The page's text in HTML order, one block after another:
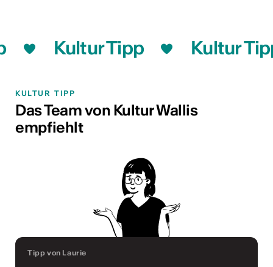
Kultur Tipp Kultur Tipp
KULTUR TIPP
Das Team von Kultur Wallis
empfiehlt
Tipp von Laurie